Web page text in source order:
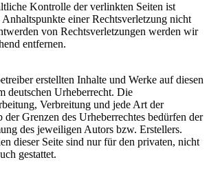
Kontrolle der verlinkten Seiten ist
einer Rechtsverletzung nicht
von Rechtsverletzungen werden wir
entfernen.
erstellten Inhalte und Werke auf diesen
deutschen Urheberrecht. Die
Verbreitung und jede Art der
der Grenzen des Urheberrechtes bedürfen der
des jeweiligen Autors bzw. Erstellers.
dieser Seite sind nur für den privaten, nicht
gestattet.